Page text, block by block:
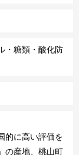
・糖類・酸化防
的に高い評価を
の産地、桃山町